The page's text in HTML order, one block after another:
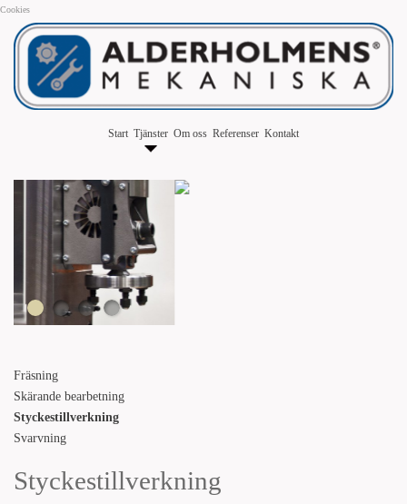
Start Tjänster Om oss Referenser Kontakt
Fräsning
Skärande bearbetning
Styckestillverkning
Svarvning
Styckestillverkning
Cookies